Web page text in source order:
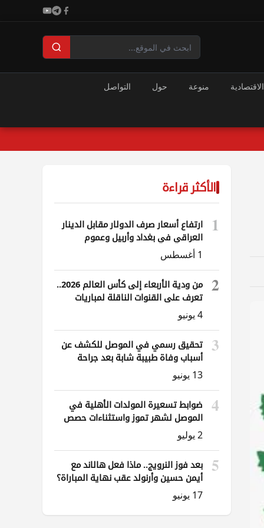
منوعة حول التواصل
الأكثر قراءة
1
ارتفاع أسعار صرف الدولار مقابل الدينار
العراقي في بغداد وأربيل وعموم
المحافظات
1 أغسطس
2
من ودية الأربعاء إلى كأس العالم 2026..
تعرف على القنوات الناقلة لمباريات
العراق
4 يونيو
3
تحقيق رسمي في الموصل للكشف عن
أسباب وفاة طبيبة شابة بعد جراحة
ناظورية
13 يونيو
4
ضوابط تسعيرة المولدات الأهلية في
الموصل لشهر تموز واستثناءات حصص
الوقود
2 يوليو
5
بعد فوز النرويج.. ماذا فعل هالاند مع
أيمن حسين وأرنولد عقب نهاية المباراة؟
17 يونيو